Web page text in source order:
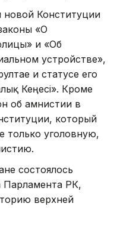
новой Конституции
«О
и «Об
устройстве»,
и статусе его
Кеңесі». Кроме
об амнистии в
который
только уголовную,
состоялось
Парламента РК,
верхней